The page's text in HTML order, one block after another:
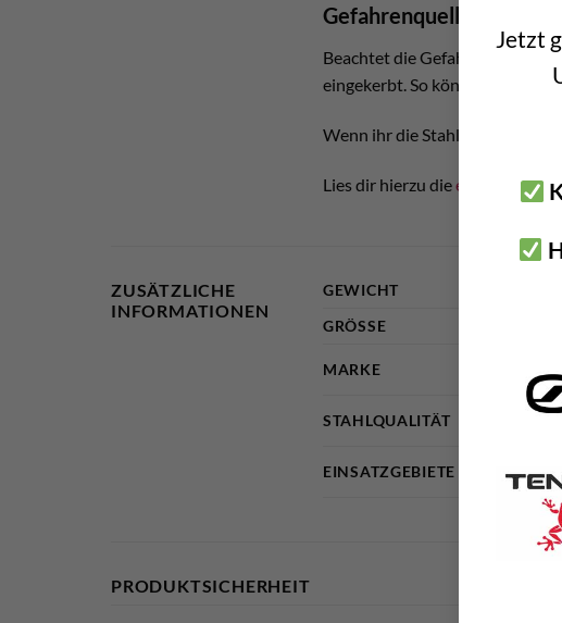
Jetzt
Gefahrenquelle
Beachtet die Gefahr die von
eingekerbt. So können im Laufe
Wenn ihr die Stahlseil
Lies dir hierzu die
ZUSÄTZLICHE
INFORMATIONEN
GEWICHT
GRÖSSE
MARKE
STAHLQUALITÄT
EINSATZGEBIETE
PRODUKTSICHERHEIT